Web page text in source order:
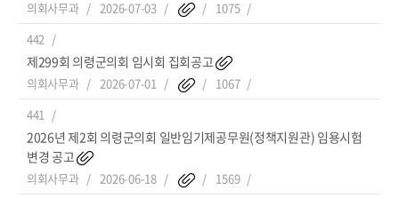
의회사무과 2026-07-03
1075
442
제299회 의령군의회 임시회 집회공고
의회사무과 2026-07-01
1067
441
2026년 제2회 의령군의회 일반임기제공무원(정책지원관) 임용시험
변경 공고
의회사무과 2026-06-18
1569